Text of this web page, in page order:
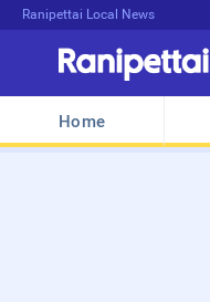
Ranipettai Local News
Home